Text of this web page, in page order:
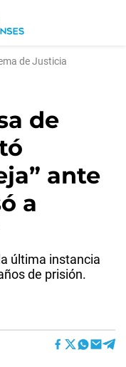
de Justicia
de
ante
a
última instancia
de prisión.